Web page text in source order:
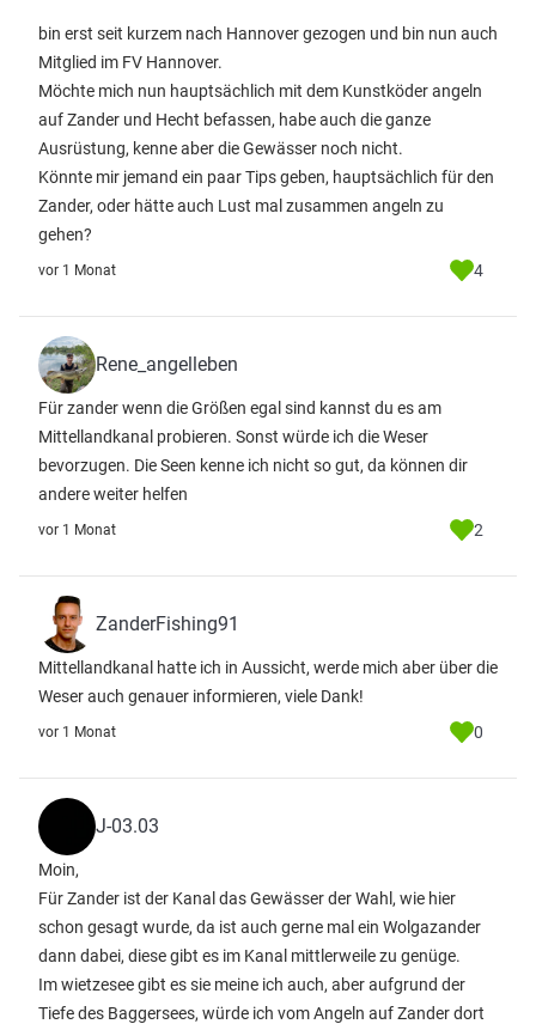
bin erst seit kurzem nach Hannover gezogen und bin nun auch
Mitglied im FV Hannover.
Möchte mich nun hauptsächlich mit dem Kunstköder angeln
auf Zander und Hecht befassen, habe auch die ganze
Ausrüstung, kenne aber die Gewässer noch nicht.
Könnte mir jemand ein paar Tips geben, hauptsächlich für den
Zander, oder hätte auch Lust mal zusammen angeln zu
gehen?
vor 1 Monat 4
Rene_angelleben
Für zander wenn die Größen egal sind kannst du es am
Mittellandkanal probieren. Sonst würde ich die Weser
bevorzugen. Die Seen kenne ich nicht so gut, da können dir
andere weiter helfen
vor 1 Monat 2
ZanderFishing91
Mittellandkanal hatte ich in Aussicht, werde mich aber über die
Weser auch genauer informieren, viele Dank!
vor 1 Monat 0
J-03.03
Moin,
Für Zander ist der Kanal das Gewässer der Wahl, wie hier
schon gesagt wurde, da ist auch gerne mal ein Wolgazander
dann dabei, diese gibt es im Kanal mittlerweile zu genüge.
Im wietzesee gibt es sie meine ich auch, aber aufgrund der
Tiefe des Baggersees, würde ich vom Angeln auf Zander dort